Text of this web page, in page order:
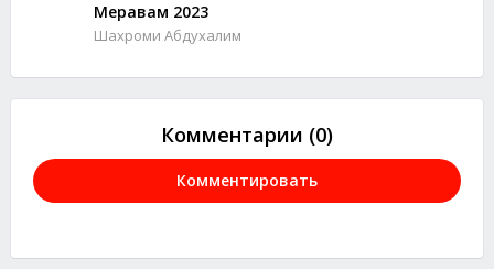
Меравам 2023
Шахроми Абдухалим
Комментарии (0)
Комментировать